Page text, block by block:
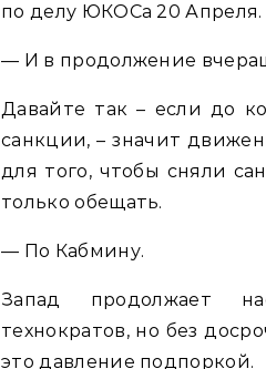
по делу ЮКОСа 20 Апреля.
— И в продолжение
Давайте так – если до
санкции, – значит
для того, чтобы сняли
только обещать.
— По Кабмину.
Запад продолжает
технократов, но без
это давление подпоркой.